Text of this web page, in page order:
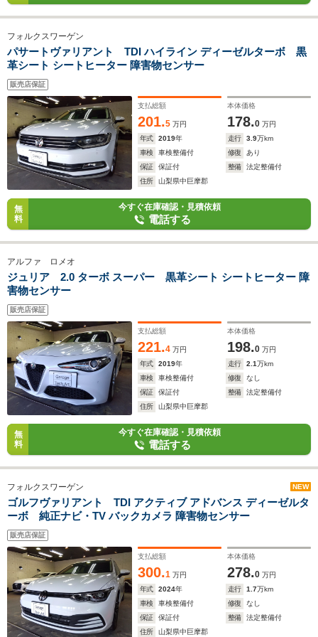
フォルクスワーゲン
パサートヴァリアント TDI ハイライン ディーゼルターボ 黒
革シート シートヒーター 障害物センサー
販売店保証
支払総額
201.5 万円
本体価格
178.0 万円
年式
2019年 走行 3.9万km
車検
車検整備付 修復
あり
保証
保証付 整備
法定整備付
住所
山梨県中巨摩郡
無
料
今すぐ在庫確認・見積依頼
電話する
アルファ ロメオ
ジュリア 2.0 ターボ スーパー 黒革シート シートヒーター 障
害物センサー
販売店保証
支払総額
221.4 万円
本体価格
198.0 万円
年式
2019年 走行 2.1万km
車検
車検整備付 修復
なし
保証
保証付 整備
法定整備付
住所
山梨県中巨摩郡
無
料
今すぐ在庫確認・見積依頼
電話する
フォルクスワーゲン NEW
ゴルフヴァリアント TDI アクティブ アドバンス ディーゼルタ
ーボ 純正ナビ・TV バックカメラ 障害物センサー
販売店保証
支払総額
300.1 万円
本体価格
278.0 万円
年式
2024年 走行 1.7万km
車検
車検整備付 修復
なし
保証
保証付 整備
法定整備付
住所
山梨県中巨摩郡